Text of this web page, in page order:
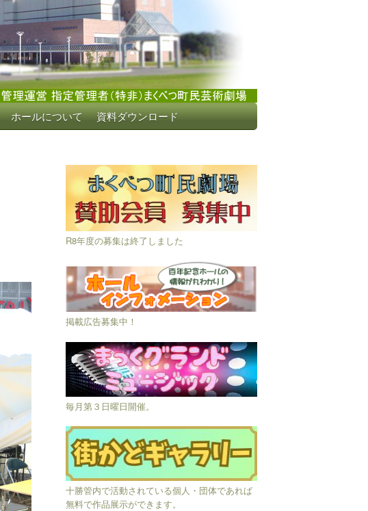
ホールについて 資料ダウンロード
R8年度の募集は終了しました
掲載広告募集中！
毎月第３日曜日開催。
十勝管内で活動されている個人・団体であれば
無料で作品展示ができます。